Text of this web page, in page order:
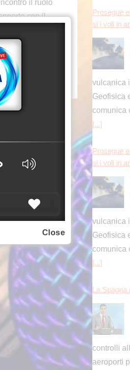
il ruolo
con il
l’obiettivo
delle
[...]
Prosegue
si i voli in
vulcanica
Geofisica
[...]
La Spagna
controlli
aeroporti
secondo
Attacchi
un bambino
morte, tra
Close